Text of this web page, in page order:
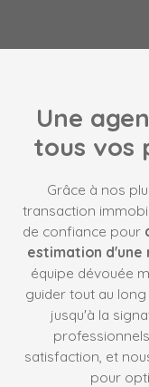
Une
tous vos
Grâce à nos
transaction
de confiance pour
estimation d'une
équipe dévouée
guider tout au
jusqu'à la
satisfaction, et
pour